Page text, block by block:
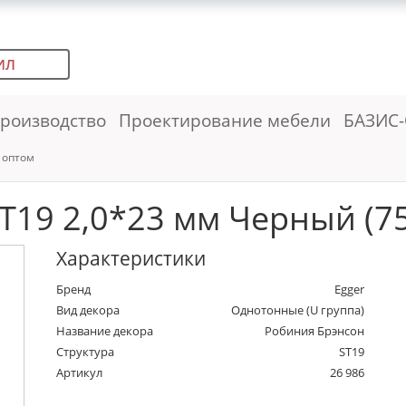
Проектирование мебели
2,0*23 мм Черный
Характеристики
Бренд
Egger
Вид декора
Однотонные (U группа)
Название декора
Робиния Брэнсон
Структура
ST19
Артикул
26 986